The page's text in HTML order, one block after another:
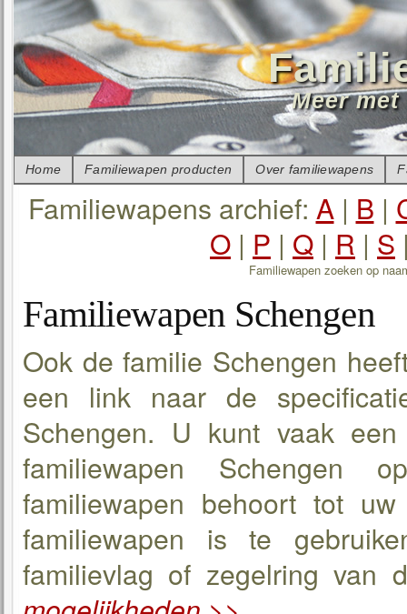
Familiewapens archief: A| B |
O | P | Q | R | S
Familiewapen zoeken op
Familiewapen Schengen
Ook de familie Schengen
een link naar de
Schengen. U kunt vaak
familiewapen Schengen
familiewapen behoort tot
familiewapen is te
familievlag of zegelring van
Home Familiewapen producten Over familiewapens
Meer